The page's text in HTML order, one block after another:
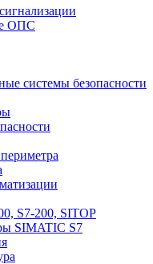
ОПС
системы безопасноcти
S7-200, SITOP
SIMATIC S7